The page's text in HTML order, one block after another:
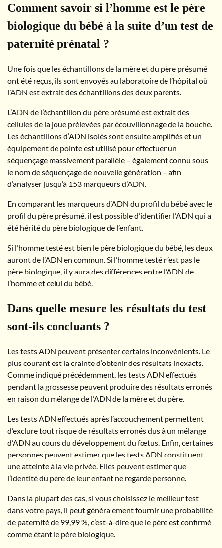
Comment savoir si l’homme est le père
biologique du bébé à la suite d’un test de
paternité prénatal ?
Une fois que les échantillons de la mère et du père présumé
ont été reçus, ils sont envoyés au laboratoire de l’hôpital où
l’ADN est extrait des échantillons des deux parents.
L’ADN de l’échantillon du père présumé est extrait des
cellules de la joue prélevées par écouvillonnage de la bouche.
Les échantillons d’ADN isolés sont ensuite amplifiés et un
équipement de pointe est utilisé pour effectuer un
séquençage massivement parallèle – également connu sous
le nom de séquençage de nouvelle génération – afin
d’analyser jusqu’à 153 marqueurs d’ADN.
En comparant les marqueurs d’ADN du profil du bébé avec le
profil du père présumé, il est possible d’identifier l’ADN qui a
été hérité du père biologique de l’enfant.
Si l’homme testé est bien le père biologique du bébé, les deux
auront de l’ADN en commun. Si l’homme testé n’est pas le
père biologique, il y aura des différences entre l’ADN de
l’homme et celui du bébé.
Dans quelle mesure les résultats du test
sont-ils concluants ?
Les tests ADN peuvent présenter certains inconvénients. Le
plus courant est la crainte d’obtenir des résultats inexacts.
Comme indiqué précédemment, les tests ADN effectués
pendant la grossesse peuvent produire des résultats erronés
en raison du mélange de l’ADN de la mère et du père.
Les tests ADN effectués après l’accouchement permettent
d’exclure tout risque de résultats erronés dus à un mélange
d’ADN au cours du développement du fœtus. Enfin, certaines
personnes peuvent estimer que les tests ADN constituent
une atteinte à la vie privée. Elles peuvent estimer que
l’identité du père de leur enfant ne regarde personne.
Dans la plupart des cas, si vous choisissez le meilleur test
dans votre pays, il peut généralement fournir une probabilité
de paternité de 99,99 %, c’est-à-dire que le père est confirmé
comme étant le père biologique.